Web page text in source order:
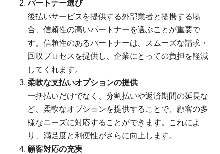
パートナー選び
後払いサービスを提供する外部業者と提携する場
合、信頼性の高いパートナーを選ぶことが重要で
す。信頼性のあるパートナーは、スムーズな請求・
回収プロセスを提供し、企業にとっての負担を軽減
してくれます。
柔軟な支払いオプションの提供
一括払いだけでなく、分割払いや返済期間の延長な
ど、柔軟なオプションを提供することで、顧客の多
様なニーズに対応することができます。これによ
り、満足度と利便性がさらに向上します。
顧客対応の充実